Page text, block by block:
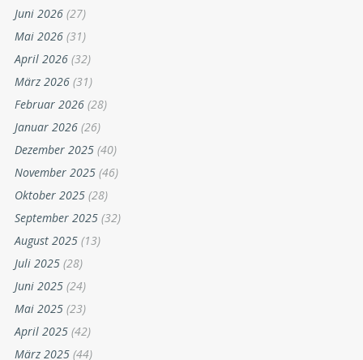
Juni 2026 (27)
Mai 2026 (31)
April 2026 (32)
März 2026 (31)
Februar 2026 (28)
Januar 2026 (26)
Dezember 2025 (40)
November 2025 (46)
Oktober 2025 (28)
September 2025 (32)
August 2025 (13)
Juli 2025 (28)
Juni 2025 (24)
Mai 2025 (23)
April 2025 (42)
März 2025 (44)